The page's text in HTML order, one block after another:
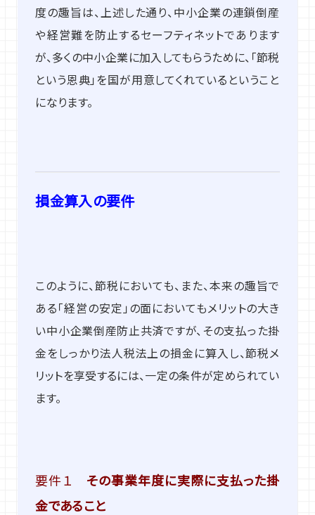
度の趣旨は、上述した通り、中小企業の連鎖倒産
や経営難を防止するセーフティネットであります
が、多くの中小企業に加入してもらうために、「節税
という恩典」を国が用意してくれているということ
になります。
損金算入の要件
このように、節税においても、また、本来の趣旨で
ある「経営の安定」の面においてもメリットの大き
い中小企業倒産防止共済ですが、その支払った掛
金をしっかり法人税法上の損金に算入し、節税メ
リットを享受するには、一定の条件が定められてい
ます。
要件１ その事業年度に実際に支払った掛
金であること